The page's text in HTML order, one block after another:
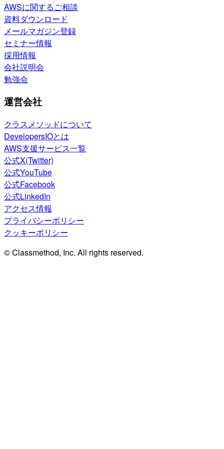
AWSに関するご相談
資料ダウンロード
メールマガジン登録
セミナー情報
採用情報
会社説明会
勉強会
運営会社
クラスメソッドについて
DevelopersIOとは
AWS支援サービス一覧
公式X(Twitter)
公式YouTube
公式Facebook
公式LinkedIn
アクセス情報
プライバシーポリシー
クッキーポリシー
© Classmethod, Inc. All rights reserved.